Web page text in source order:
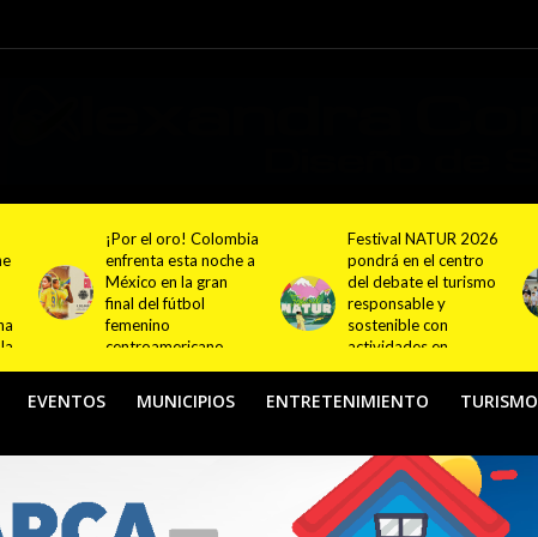
Festival NATUR 2026
pondrá en el centro
del debate el turismo
responsable y
sostenible con
actividades en
Bogotá y Guasca
Programas
internacionales de
formación deportiva
continúan ampliando
su presencia en
Colombia
EVENTOS MUNICIPIOS ENTRETENIMIENTO TURISMO